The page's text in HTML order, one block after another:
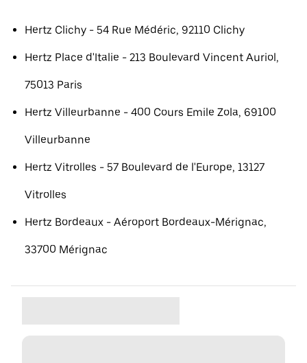
Hertz Clichy - 54 Rue Médéric, 92110 Clichy
Hertz Place d'Italie - 213 Boulevard Vincent Auriol,
75013 Paris
Hertz Villeurbanne - 400 Cours Emile Zola, 69100
Villeurbanne
Hertz Vitrolles - 57 Boulevard de l'Europe, 13127
Vitrolles
Hertz Bordeaux - Aéroport Bordeaux-Mérignac,
33700 Mérignac